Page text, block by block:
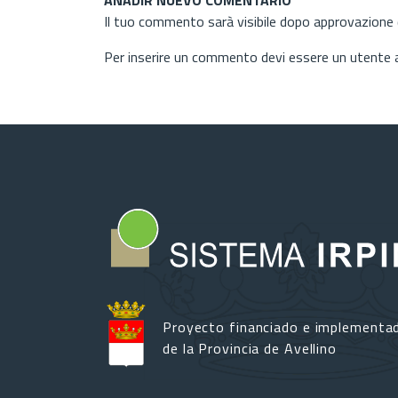
Il tuo commento sarà visibile dopo approvazione
Per inserire un commento devi essere un
Proyecto financiado e
de la Provincia de Avellino